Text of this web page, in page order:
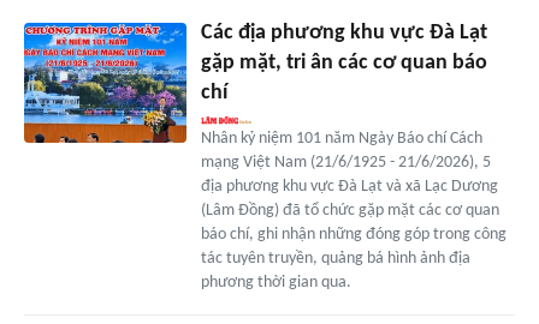
Các địa phương khu vực Đà Lạt
gặp mặt, tri ân các cơ quan báo
chí
Nhân kỷ niệm 101 năm Ngày Báo chí Cách
mạng Việt Nam (21/6/1925 - 21/6/2026), 5
địa phương khu vực Đà Lạt và xã Lạc Dương
(Lâm Đồng) đã tổ chức gặp mặt các cơ quan
báo chí, ghi nhận những đóng góp trong công
tác tuyên truyền, quảng bá hình ảnh địa
phương thời gian qua.